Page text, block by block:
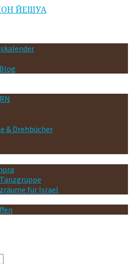
& Drehbücher
für Israel